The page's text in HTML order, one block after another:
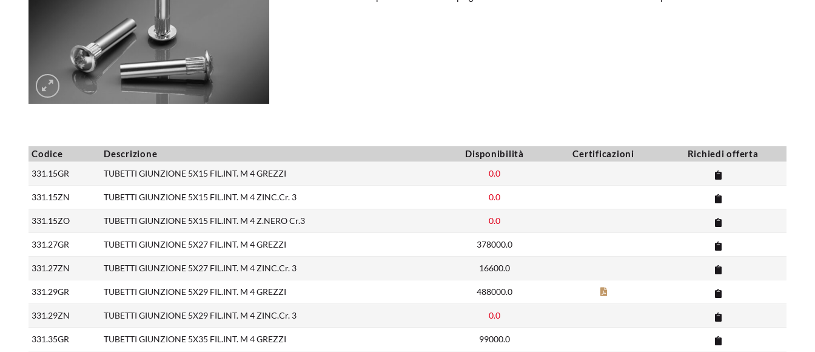
Codice Descrizione Disponibilità Certificazioni Richiedi offerta
331.15GR TUBETTI GIUNZIONE 5X15 FIL.INT. M 4 GREZZI 0.0
331.15ZN TUBETTI GIUNZIONE 5X15 FIL.INT. M 4 ZINC.Cr. 3 0.0
331.15ZO TUBETTI GIUNZIONE 5X15 FIL.INT. M 4 Z.NERO Cr.3 0.0
331.27GR TUBETTI GIUNZIONE 5X27 FIL.INT. M 4 GREZZI 378000.0
331.27ZN TUBETTI GIUNZIONE 5X27 FIL.INT. M 4 ZINC.Cr. 3 16600.0
331.29GR TUBETTI GIUNZIONE 5X29 FIL.INT. M 4 GREZZI 488000.0
331.29ZN TUBETTI GIUNZIONE 5X29 FIL.INT. M 4 ZINC.Cr. 3 0.0
331.35GR TUBETTI GIUNZIONE 5X35 FIL.INT. M 4 GREZZI 99000.0